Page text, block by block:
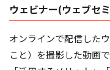
ウェビナー(ウェブセ
オンラインで配信した
こと）を撮影した動画